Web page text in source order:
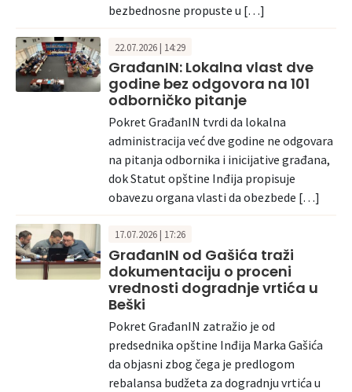
bezbednosne propuste u […]
22.07.2026 | 14:29
GrađanIN: Lokalna vlast dve
godine bez odgovora na 101
odborničko pitanje
Pokret GrađanIN tvrdi da lokalna
administracija već dve godine ne odgovara
na pitanja odbornika i inicijative građana,
dok Statut opštine Inđija propisuje
obavezu organa vlasti da obezbede […]
17.07.2026 | 17:26
GrađanIN od Gašića traži
dokumentaciju o proceni
vrednosti dogradnje vrtića u
Beški
Pokret GrađanIN zatražio je od
predsednika opštine Inđija Marka Gašića
da objasni zbog čega je predlogom
rebalansa budžeta za dogradnju vrtića u